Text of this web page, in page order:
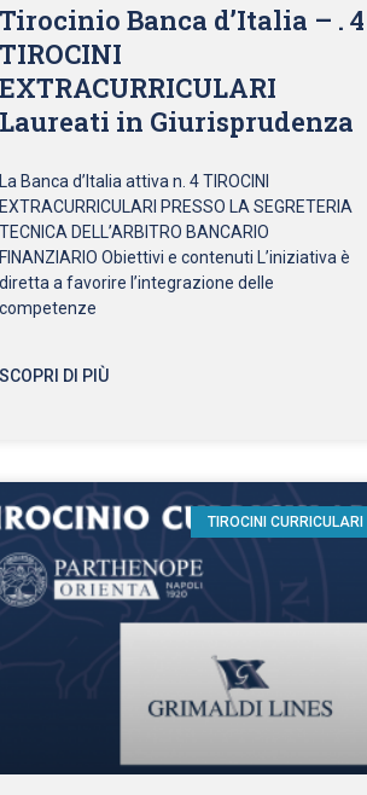
Tirocinio Banca d’Italia – . 4
TIROCINI
EXTRACURRICULARI
Laureati in Giurisprudenza
La Banca d’Italia attiva n. 4 TIROCINI
EXTRACURRICULARI PRESSO LA SEGRETERIA
TECNICA DELL’ARBITRO BANCARIO
FINANZIARIO Obiettivi e contenuti L’iniziativa è
diretta a favorire l’integrazione delle
competenze
SCOPRI DI PIÙ
TIROCINI CURRICULARI